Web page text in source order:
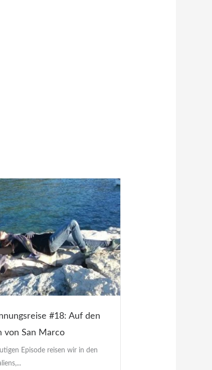
#18: Auf den
von San Marco
Episode reisen wir in den